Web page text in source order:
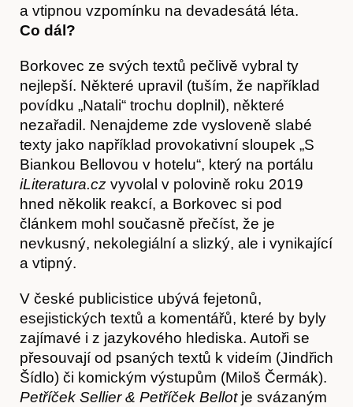
Předplatné
a vtipnou vzpomínku na devadesátá léta.
Co dál?
Borkovec ze svých textů pečlivě vybral ty
nejlepší. Některé upravil (tuším, že například
povídku „Natali“ trochu doplnil), některé
nezařadil. Nenajdeme zde vysloveně slabé
texty jako například provokativní sloupek „S
Biankou Bellovou v hotelu“, který na portálu
iLiteratura.cz vyvolal v polovině roku 2019
hned několik reakcí, a Borkovec si pod
článkem mohl současně přečíst, že je
nevkusný, nekolegiální a slizký, ale i vynikající
a vtipný.
V české publicistice ubývá fejetonů,
esejistických textů a komentářů, které by byly
zajímavé i z jazykového hlediska. Autoři se
přesouvají od psaných textů k videím (Jindřich
Šídlo) či komickým výstupům (Miloš Čermák).
Petříček Sellier & Petříček Bellot je svázaným